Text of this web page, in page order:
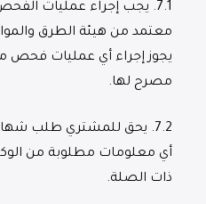
7.1.
يجب إجراء عمليات
معتمد من هيئة الطرق
يجوز إجراء أي عمليات فحص
مصرح لها.
7.2.
يحق للمشتري طلب
أي معلومات مطلوبة من
ذات الصلة.